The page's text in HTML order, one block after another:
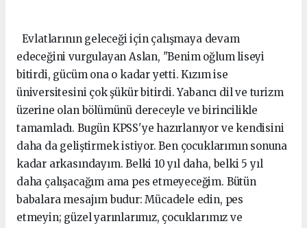
Evlatlarının geleceği için çalışmaya devam
edeceğini vurgulayan Aslan, "Benim oğlum liseyi
bitirdi, gücüm ona o kadar yetti. Kızım ise
üniversitesini çok şükür bitirdi. Yabancı dil ve turizm
üzerine olan bölümünü dereceyle ve birincilikle
tamamladı. Bugün KPSS'ye hazırlanıyor ve kendisini
daha da geliştirmek istiyor. Ben çocuklarımın sonuna
kadar arkasındayım. Belki 10 yıl daha, belki 5 yıl
daha çalışacağım ama pes etmeyeceğim. Bütün
babalara mesajım budur: Mücadele edin, pes
etmeyin; güzel yarınlarımız, çocuklarımız ve